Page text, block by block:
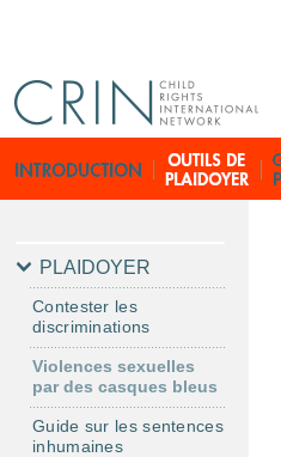
u
PLAIDOYER
Contester les
discriminations
Violences sexuelles
par des casques bleus
Guide sur les sentences
inhumaines